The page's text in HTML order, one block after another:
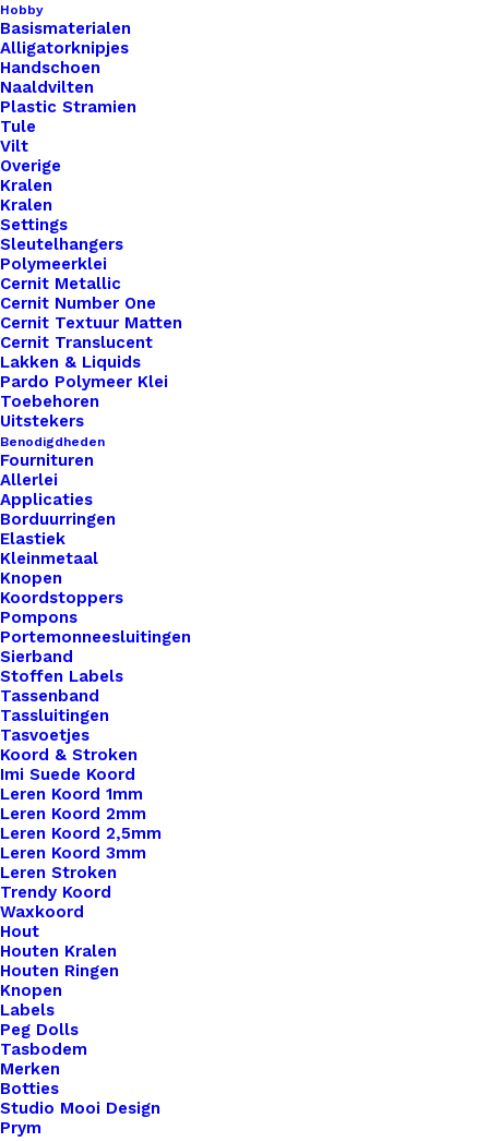
Hobby
Basismaterialen
Alligatorknipjes
Handschoen
Naaldvilten
Plastic Stramien
Tule
Vilt
Overige
Kralen
Kralen
Settings
Sleutelhangers
Polymeerklei
Cernit Metallic
Cernit Number One
Cernit Textuur Matten
Cernit Translucent
Lakken & Liquids
Pardo Polymeer Klei
Toebehoren
Uitstekers
Benodigdheden
Fournituren
Allerlei
Applicaties
Borduurringen
Elastiek
Kleinmetaal
Knopen
Koordstoppers
Pompons
Portemonneesluitingen
Sierband
Stoffen Labels
Tassenband
Tassluitingen
Tasvoetjes
Koord & Stroken
Imi Suede Koord
Leren Koord 1mm
Leren Koord 2mm
Leren Koord 2,5mm
Leren Koord 3mm
Leren Stroken
Trendy Koord
Waxkoord
Hout
Houten Kralen
Houten Ringen
Knopen
Labels
Peg Dolls
Tasbodem
Merken
Botties
Studio Mooi Design
Prym
Nog meer leuks!
Exclusieve Etui met opdruk 33
€